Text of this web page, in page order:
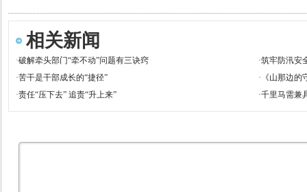
相关新闻
·破解牵头部门“牵不动”问题有三诀窍 ·筑牢防汛安
·苦干是干部成长的“捷径” · 《山那边
·责任“压下去” 追责“升上来” ·千里马需兼